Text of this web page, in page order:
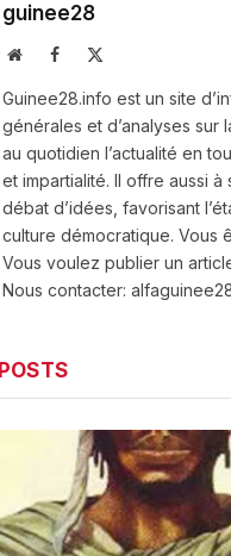
guinee28
WebsiteFacebook
Guinee28.info est un site
générales et d’analyses sur
au quotidien l’actualité en
et impartialité. Il offre aussi à
débat d’idées, favorisant
culture démocratique. Vous
Vous voulez publier un
Nous contacter:
POSTS